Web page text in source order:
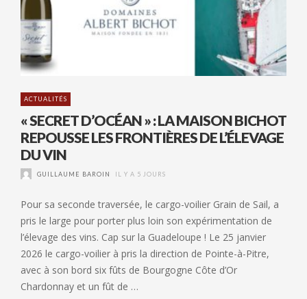
ACTUALITÉS
« SECRET D’OCÉAN » : LA MAISON BICHOT
REPOUSSE LES FRONTIÈRES DE L’ÉLEVAGE
DU VIN
GUILLAUME BAROIN IL Y A 5 JOURS
Pour sa seconde traversée, le cargo-voilier Grain de Sail, a
pris le large pour porter plus loin son expérimentation de
l’élevage des vins. Cap sur la Guadeloupe ! Le 25 janvier
2026 le cargo-voilier à pris la direction de Pointe-à-Pitre,
avec à son bord six fûts de Bourgogne Côte d’Or
Chardonnay et un fût de …